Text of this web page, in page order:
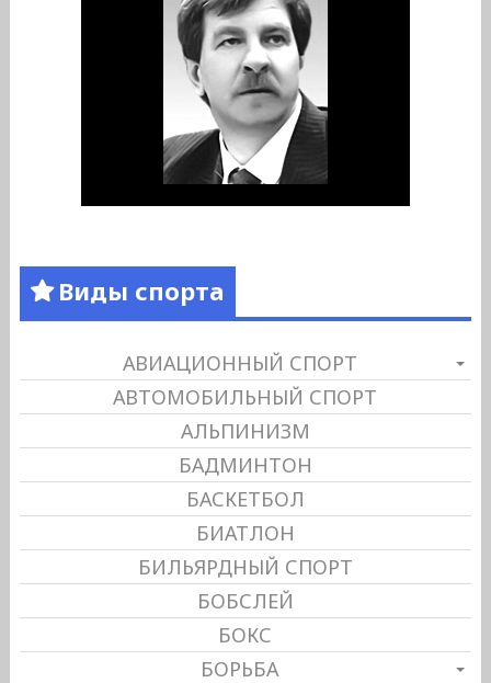
Виды спорта
АВИАЦИОННЫЙ СПОРТ
АВТОМОБИЛЬНЫЙ СПОРТ
АЛЬПИНИЗМ
БАДМИНТОН
БАСКЕТБОЛ
БИАТЛОН
БИЛЬЯРДНЫЙ СПОРТ
БОБСЛЕЙ
БОКС
БОРЬБА